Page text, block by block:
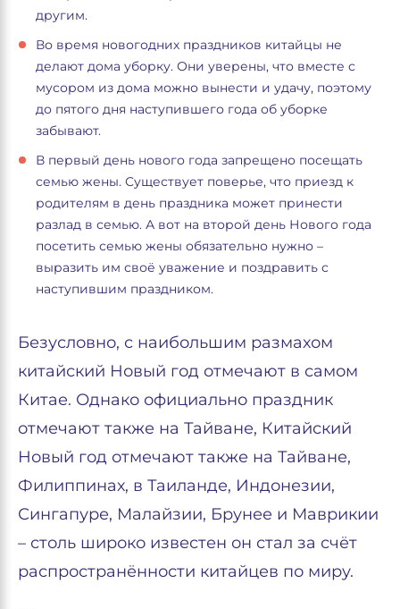
другим.
Во время новогодних праздников китайцы не
делают дома уборку. Они уверены, что вместе с
мусором из дома можно вынести и удачу, поэтому
до пятого дня наступившего года об уборке
забывают.
В первый день нового года запрещено посещать
семью жены. Существует поверье, что приезд к
родителям в день праздника может принести
разлад в семью. А вот на второй день Нового года
посетить семью жены обязательно нужно –
выразить им своё уважение и поздравить с
наступившим праздником.
Безусловно, с наибольшим размахом
китайский Новый год отмечают в самом
Китае. Однако официально праздник
отмечают также на Тайване, Китайский
Новый год отмечают также на Тайване,
Филиппинах, в Таиланде, Индонезии,
Сингапуре, Малайзии, Брунее и Маврикии
– столь широко известен он стал за счёт
распространённости китайцев по миру.